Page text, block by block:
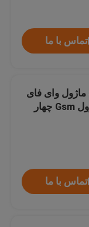
تماس با ما
SIM800 SIM800C ماژول وای فای
بی سیم USB به ماژول Gsm چهار
تماس با ما